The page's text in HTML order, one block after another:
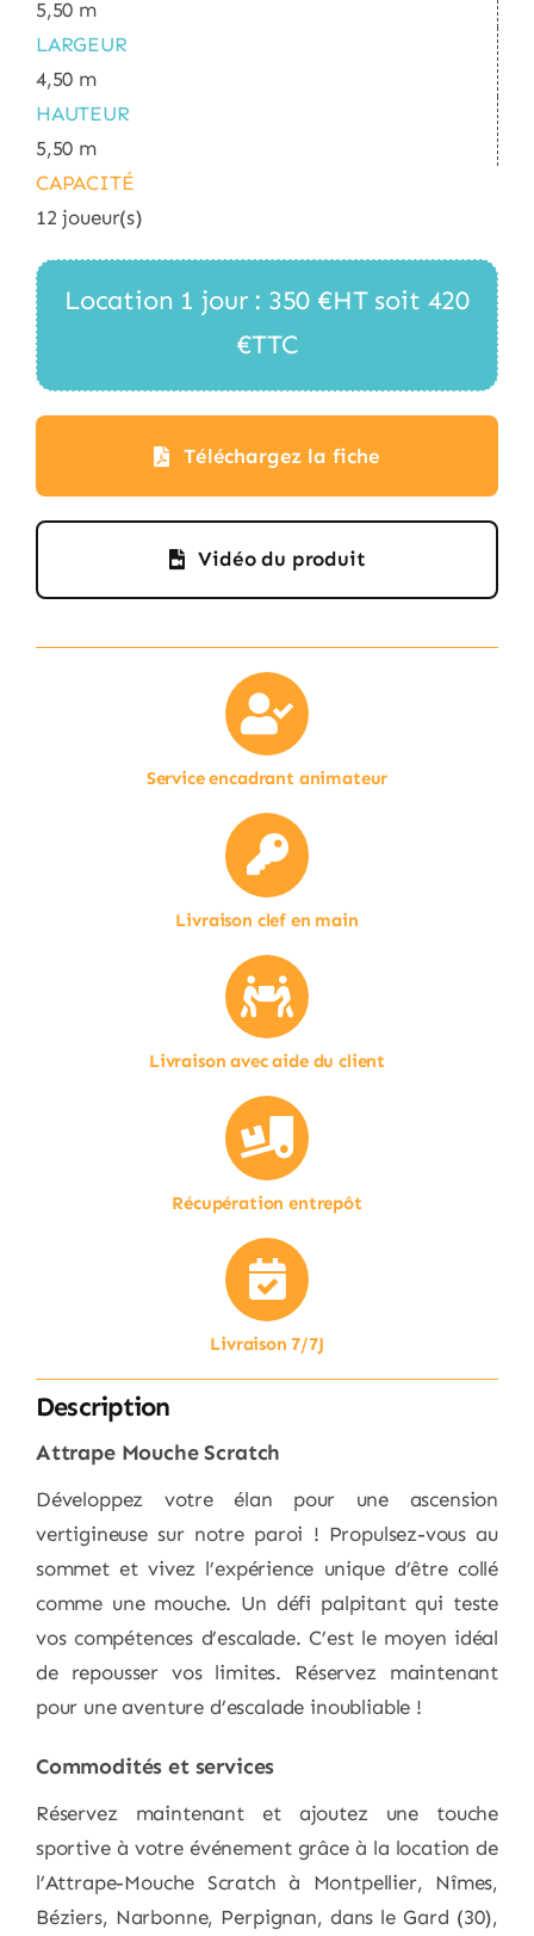
5,50 m
LARGEUR
4,50 m
HAUTEUR
5,50 m
CAPACITÉ
12 joueur(s)
Location 1 jour : 350 €HT soit 420
€TTC
Téléchargez la fiche
Vidéo du produit
Service encadrant animateur
Livraison clef en main
Livraison avec aide du client
Récupération entrepôt
Livraison 7/7J
Description
Attrape Mouche Scratch
Développez votre élan pour une ascension
vertigineuse sur notre paroi ! Propulsez-vous au
sommet et vivez l’expérience unique d’être collé
comme une mouche. Un défi palpitant qui teste
vos compétences d’escalade. C’est le moyen idéal
de repousser vos limites. Réservez maintenant
pour une aventure d’escalade inoubliable !
Commodités et services
Réservez maintenant et ajoutez une touche
sportive à votre événement grâce à la location de
l’Attrape-Mouche Scratch à Montpellier, Nîmes,
Béziers, Narbonne, Perpignan, dans le Gard (30),